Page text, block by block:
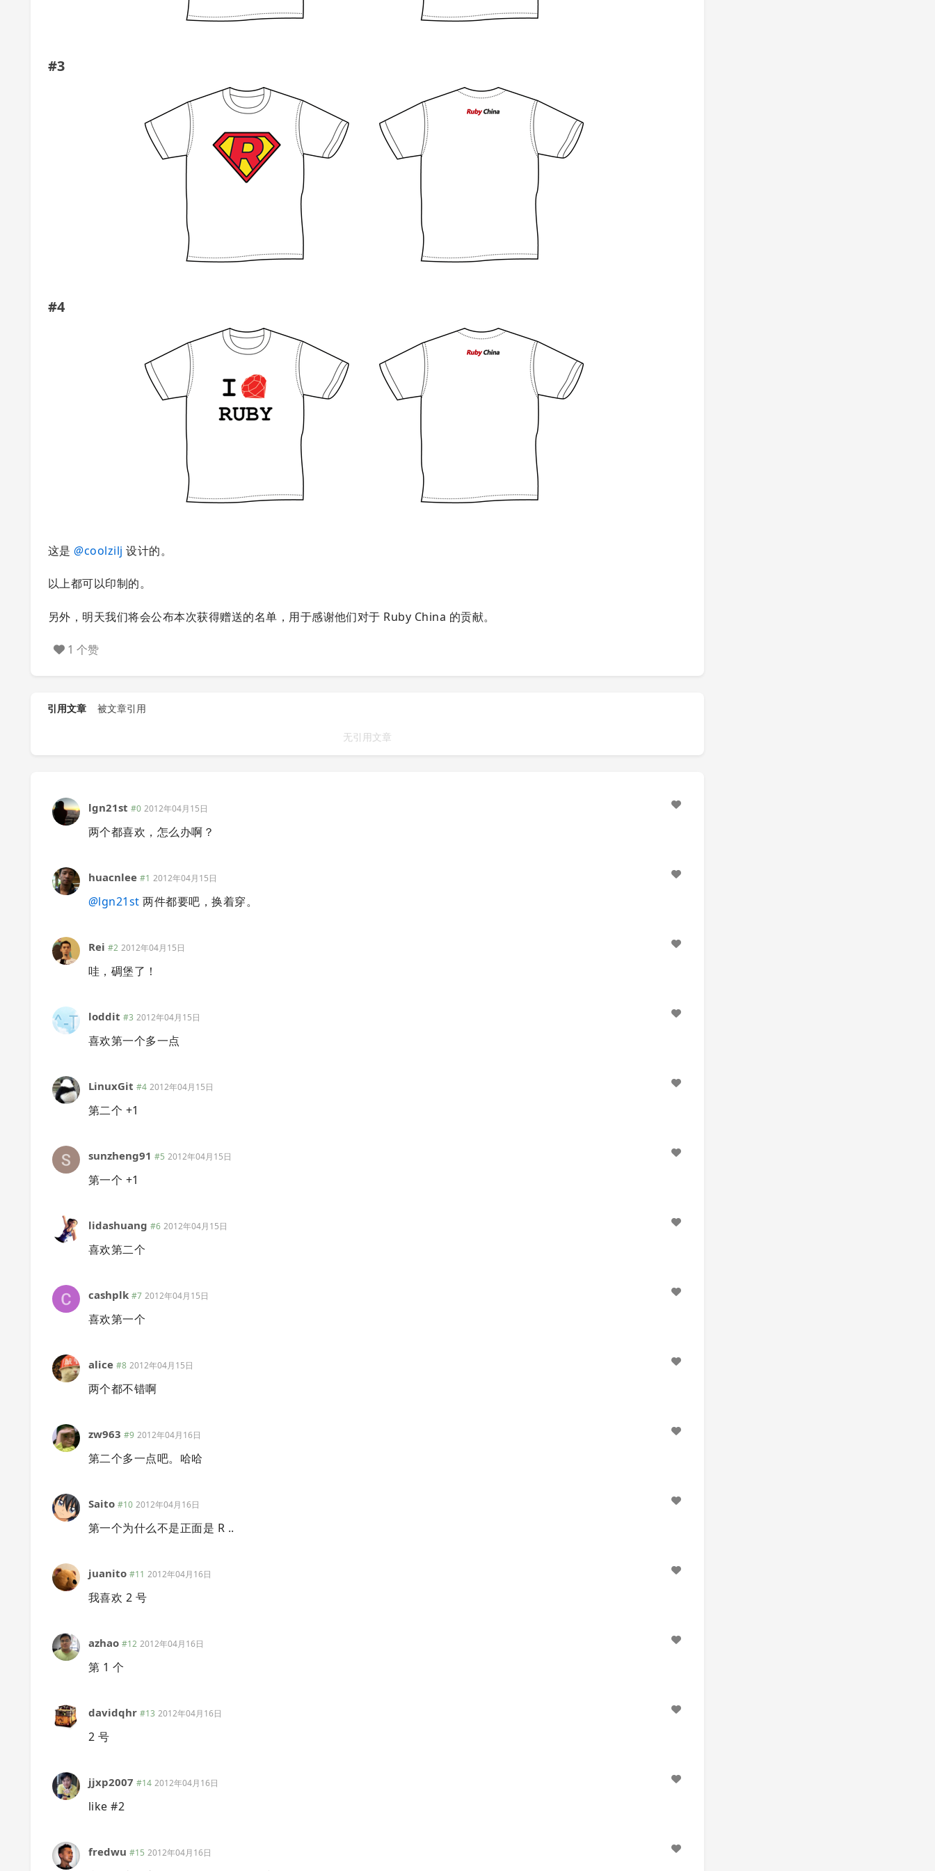
#3
#4
这是@coolzilj 设计的。
以上都可以印制的。
另外，明天我们将会公布本次获得赠送的名单，用于感谢他们对于 Ruby China 的贡献。
1 个赞
引用文章 被文章引用
无引用文章
lgn21st #0 2012年04月15日
两个都喜欢，怎么办啊？
huacnlee #1 2012年04月15日
@lgn21st 两件都要吧，换着穿。
Rei #2 2012年04月15日
哇，碉堡了！
loddit #3 2012年04月15日
喜欢第一个多一点
LinuxGit #4 2012年04月15日
第二个 +1
sunzheng91 #5 2012年04月15日
第一个 +1
lidashuang #6 2012年04月15日
喜欢第二个
cashplk #7 2012年04月15日
喜欢第一个
alice #8 2012年04月15日
两个都不错啊
zw963 #9 2012年04月16日
第二个多一点吧。哈哈
Saito #10 2012年04月16日
第一个为什么不是正面是 R ..
juanito #11 2012年04月16日
我喜欢 2 号
azhao #12 2012年04月16日
第 1 个
davidqhr #13 2012年04月16日
2 号
jjxp2007 #14 2012年04月16日
like #2
fredwu #15 2012年04月16日